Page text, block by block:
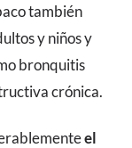
también
y niños y
bronquitis
crónica.
el